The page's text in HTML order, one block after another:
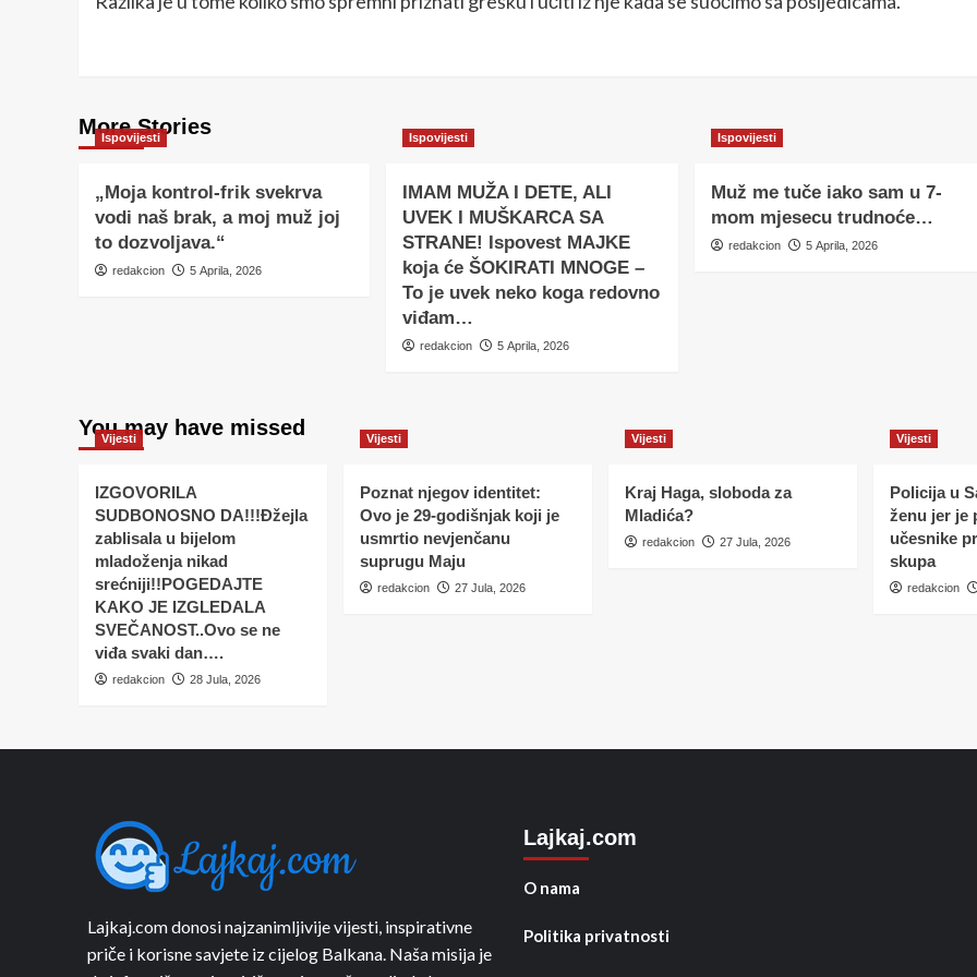
More Stories
Ispovijesti
„Moja kontrol-frik svekrva
vodi naš brak, a moj muž joj
to dozvoljava.“
redakcion 5 Aprila, 2026
Ispovijesti
IMAM MUŽA I DETE, ALI
UVEK I MUŠKARCA SA
STRANE! Ispovest MAJKE
koja će ŠOKIRATI MNOGE –
To je uvek neko koga redovno
viđam…
redakcion 5 Aprila, 2026
Ispovijesti
Muž me tuče iako sam u 7-
mom mjesecu trudnoće…
redakcion 5 Aprila, 2026
You may have missed
Vijesti
IZGOVORILA
SUDBONOSNO DA!!!Đžejla
zablisala u bijelom
mladoženja nikad
srećniji!!POGEDAJTE
KAKO JE IZGLEDALA
SVEČANOST..Ovo se ne
viđa svaki dan….
redakcion 28 Jula, 2026
Vijesti
Poznat njegov identitet:
Ovo je 29-godišnjak koji je
usmrtio nevjenčanu
suprugu Maju
redakcion 27 Jula, 2026
Vijesti
Kraj Haga, sloboda za
Mladića?
redakcion 27 Jula, 2026
Vijesti
Policija u
ženu jer je
učesnike
skupa
redakcion
Lajkaj.com donosi najzanimljivije vijesti, inspirativne
priče i korisne savjete iz cijelog Balkana. Naša misija je
Lajkaj.com
O nama
Politika privatnosti